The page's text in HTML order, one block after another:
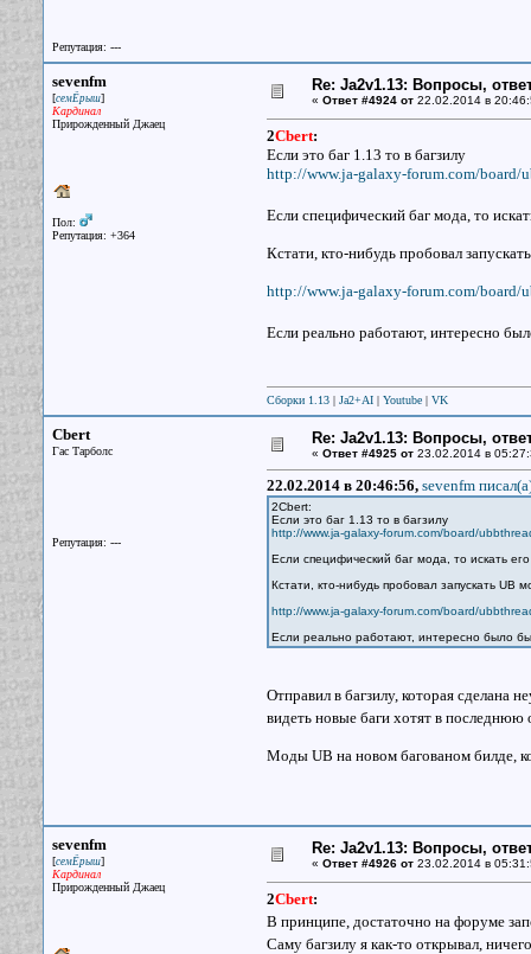
Репутация: ---
sevenfm
[семЁрыш]
Кардинал
Прирожденный Джаец
Пол:
Репутация: +364
Re: Ja2v1.13: Вопросы,
« Ответ #4924 от22.02.2014 в
2Cbert:
Если это баг 1.13 то в багзилу
http://www.ja-galaxy-forum.com/board/
Если специфический баг мода, то
Кстати, кто-нибудь пробовал
http://www.ja-galaxy-forum.com/board/
Если реально работают, интересно
Сборки 1.13| Ja2+AI| Youtube| VK
Cbert
Гас Тарболс
Репутация: ---
Re: Ja2v1.13: Вопросы,
« Ответ #4925 от23.02.2014 в
22.02.2014 в 20:46:56, sevenfm
2Cbert:
Если это баг 1.13 то в багзилу
http://www.ja-galaxy-forum.com/board/
Если специфический баг мода, то искать
Кстати, кто-нибудь пробовал запускать
http://www.ja-galaxy-forum.com/board/
Если реально работают, интересно было
Отправил в багзилу, которая сделана
видеть новые баги хотят в последнюю
Моды UB на новом багованом билде,
sevenfm
[семЁрыш]
Кардинал
Прирожденный Джаец
Re: Ja2v1.13: Вопросы,
« Ответ #4926 от23.02.2014 в
2Cbert:
В принципе, достаточно на форуме
Саму багзилу я как-то открывал,